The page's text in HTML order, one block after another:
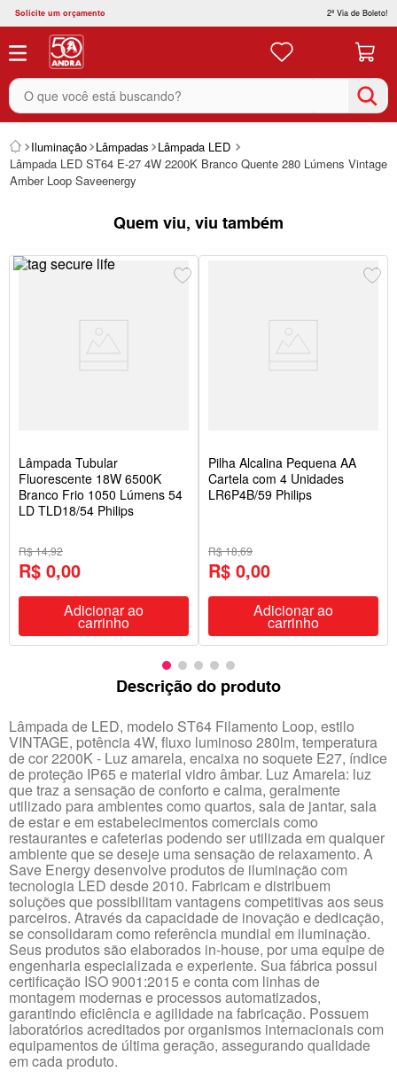
Solicite um orçamento 2ª Via de Boleto!
O que você está buscando?
Iluminação Lâmpadas
Lâmpada LED
Lâmpada LED ST64 E-27 4W 2200K Branco Quente 280 Lúmens Vintage
Amber Loop Saveenergy
Quem viu, viu também
Lâmpada Tubular
Fluorescente 18W 6500K
Branco Frio 1050 Lúmens 54
LD TLD18/54 Philips
R$ 14,92
R$ 0,00
Adicionar ao
carrinho
Pilha Alcalina Pequena AA
Cartela com 4 Unidades
LR6P4B/59 Philips
R$ 18,69
R$ 0,00
Adicionar ao
carrinho
Descrição do produto
Lâmpada de LED, modelo ST64 Filamento Loop, estilo
VINTAGE, potência 4W, fluxo luminoso 280lm, temperatura
de cor 2200K - Luz amarela, encaixa no soquete E27, índice
de proteção IP65 e material vidro âmbar. Luz Amarela: luz
que traz a sensação de conforto e calma, geralmente
utilizado para ambientes como quartos, sala de jantar, sala
de estar e em estabelecimentos comerciais como
restaurantes e cafeterias podendo ser utilizada em qualquer
ambiente que se deseje uma sensação de relaxamento. A
Save Energy desenvolve produtos de iluminação com
tecnologia LED desde 2010. Fabricam e distribuem
soluções que possibilitam vantagens competitivas aos seus
parceiros. Através da capacidade de inovação e dedicação,
se consolidaram como referência mundial em iluminação.
Seus produtos são elaborados in-house, por uma equipe de
engenharia especializada e experiente. Sua fábrica possui
certificação ISO 9001:2015 e conta com linhas de
montagem modernas e processos automatizados,
garantindo eficiência e agilidade na fabricação. Possuem
laboratórios acreditados por organismos internacionais com
equipamentos de última geração, assegurando qualidade
em cada produto.